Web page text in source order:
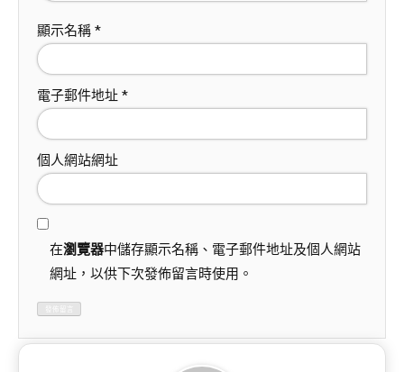
顯示名稱 *
電子郵件地址 *
個人網站網址
在瀏覽器中儲存顯示名稱、電子郵件地址及個人網站
網址，以供下次發佈留言時使用。